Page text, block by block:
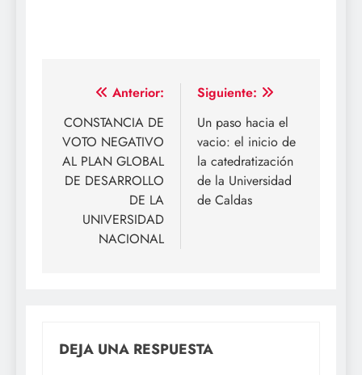
Navegación
de
entradas
Anterior:
CONSTANCIA DE
VOTO NEGATIVO
AL PLAN GLOBAL
DE DESARROLLO
DE LA
UNIVERSIDAD
NACIONAL
Siguiente:
Un paso hacia el
vacio: el inicio de
la catedratización
de la Universidad
de Caldas
DEJA UNA RESPUESTA